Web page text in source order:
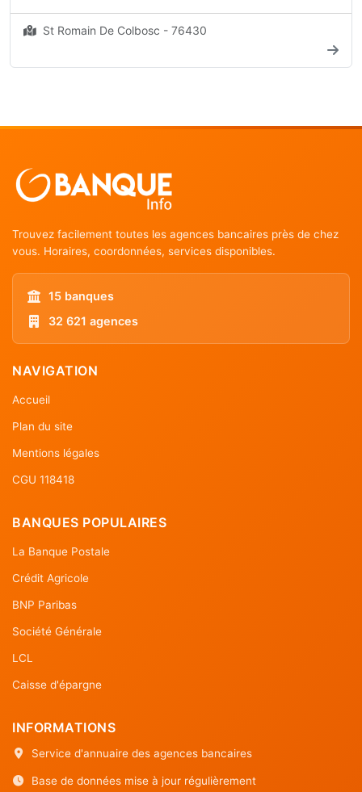
St Romain De Colbosc - 76430
Trouvez facilement toutes les agences bancaires près de chez
vous. Horaires, coordonnées, services disponibles.
15 banques
32 621 agences
NAVIGATION
Accueil
Plan du site
Mentions légales
CGU 118418
BANQUES POPULAIRES
La Banque Postale
Crédit Agricole
BNP Paribas
Société Générale
LCL
Caisse d'épargne
INFORMATIONS
Service d'annuaire des agences bancaires
Base de données mise à jour régulièrement